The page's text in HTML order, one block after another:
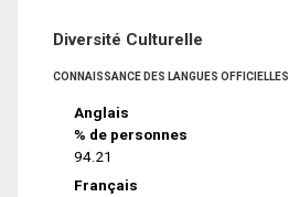
Diversité Culturelle
CONNAISSANCE DES LANGUES OFFICIELLES
Anglais
% de personnes
94.21
Français